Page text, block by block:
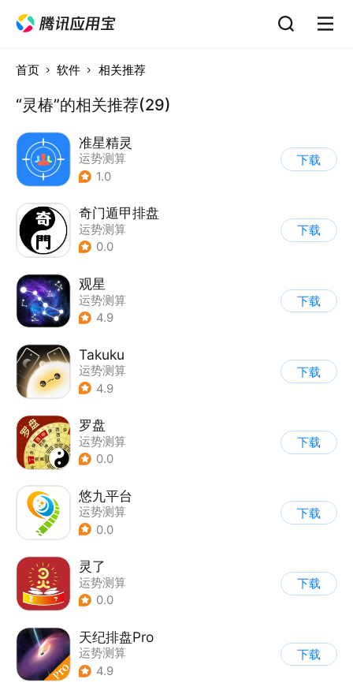
首页 软件 相关推荐
“灵椿”的相关推荐(29)
准星精灵
运势测算
1.0
下载
奇门遁甲排盘
运势测算
0.0
下载
观星
运势测算
4.9
下载
Takuku
运势测算
4.9
下载
罗盘
运势测算
0.0
下载
悠九平台
运势测算
0.0
下载
灵了
运势测算
0.0
下载
天纪排盘Pro
运势测算
4.9
下载